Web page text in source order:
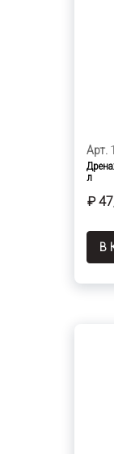
Арт.
л
₽
В